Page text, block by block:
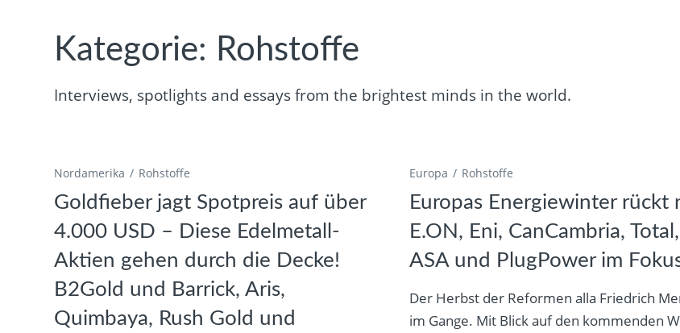
Kategorie: Rohstoffe
Interviews, spotlights and essays from the brightest minds in the world.
Nordamerika Rohstoffe
Goldfieber jagt Spotpreis auf über
4.000 USD – Diese Edelmetall-
Aktien gehen durch die Decke!
B2Gold und Barrick, Aris,
Quimbaya, Rush Gold und
Europa Rohstoffe
Europas Energiewinter rückt
E.ON, Eni, CanCambria,
ASA und PlugPower im
Der Herbst der Reformen alla Friedrich
im Gange. Mit Blick auf den kommenden